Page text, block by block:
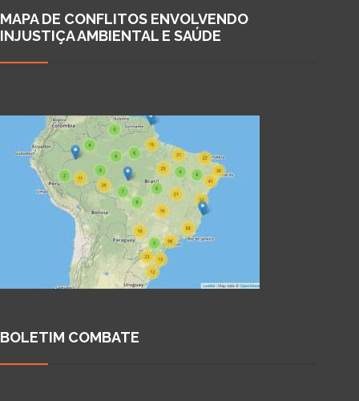
MAPA DE CONFLITOS ENVOLVENDO
INJUSTIÇA AMBIENTAL E SAÚDE
BOLETIM COMBATE